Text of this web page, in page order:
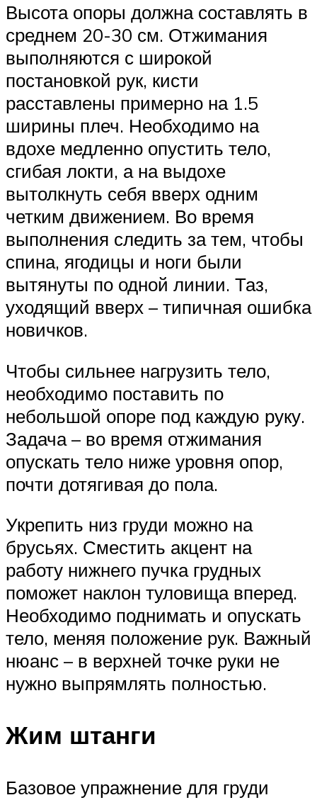
Высота опоры должна составлять в
среднем 20-30 см. Отжимания
выполняются с широкой
постановкой рук, кисти
расставлены примерно на 1.5
ширины плеч. Необходимо на
вдохе медленно опустить тело,
сгибая локти, а на выдохе
вытолкнуть себя вверх одним
четким движением. Во время
выполнения следить за тем, чтобы
спина, ягодицы и ноги были
вытянуты по одной линии. Таз,
уходящий вверх – типичная ошибка
новичков.
Чтобы сильнее нагрузить тело,
необходимо поставить по
небольшой опоре под каждую руку.
Задача – во время отжимания
опускать тело ниже уровня опор,
почти дотягивая до пола.
Укрепить низ груди можно на
брусьях. Сместить акцент на
работу нижнего пучка грудных
поможет наклон туловища вперед.
Необходимо поднимать и опускать
тело, меняя положение рук. Важный
нюанс – в верхней точке руки не
нужно выпрямлять полностью.
Жим штанги
Базовое упражнение для груди